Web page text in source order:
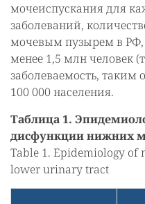
мочеиспускания для
заболеваний,
мочевым пузырем в РФ,
менее 1,5 млн человек
заболеваемость, таким
100 000 населения.
Таблица 1.
дисфункции нижних
Table 1. Epidemiology of
lower urinary tract